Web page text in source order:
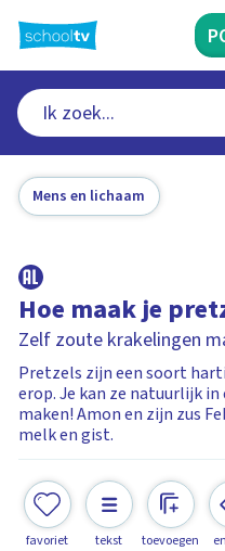
naar
hoofdinhoud
Mens en lichaam
Hoe maak je
Zelf zoute krakelingen
Pretzels zijn een soort
erop. Je kan ze natuurlijk
maken! Amon en zijn zus
melk en gist.
favoriet tekst toevoegen